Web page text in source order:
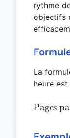
rythme
objectifs
La
heure est
Pages